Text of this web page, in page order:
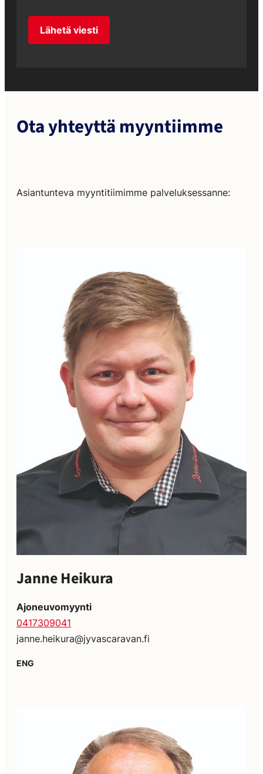
Lähetä viesti
Ota yhteyttä myyntiimme
Asiantunteva myyntitiimimme palveluksessanne:
Janne Heikura
Ajoneuvomyynti
0417309041
janne.heikura@jyvascaravan.fi
ENG